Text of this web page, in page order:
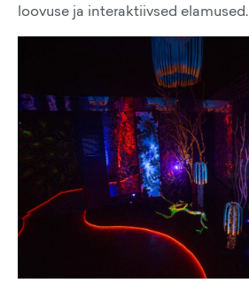
loovuse ja interaktiivsed elamused.